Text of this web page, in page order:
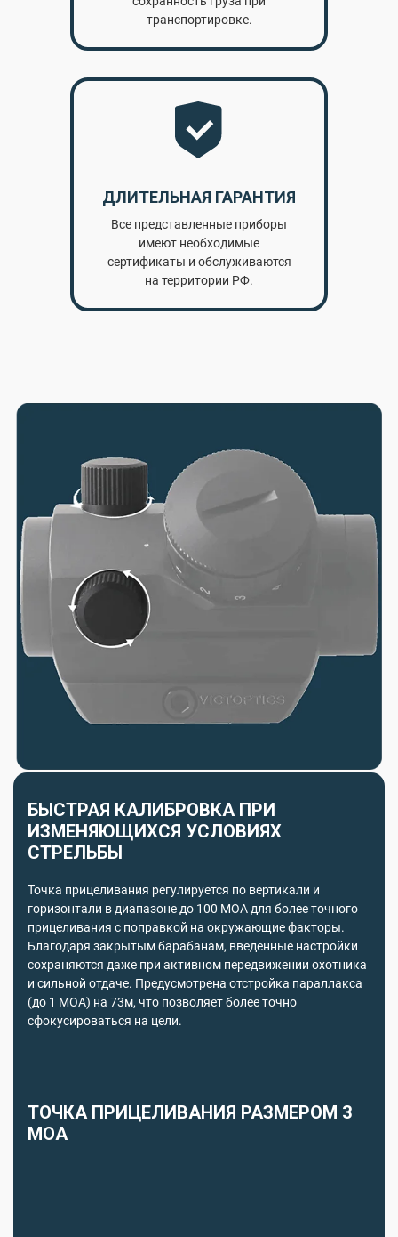
транспортировке.
ДЛИТЕЛЬНАЯ ГАРАНТИЯ
Все представленные приборы
имеют необходимые
сертификаты и обслуживаются
на территории РФ.
БЫСТРАЯ КАЛИБРОВКА ПРИ
ИЗМЕНЯЮЩИХСЯ УСЛОВИЯХ
СТРЕЛЬБЫ
Точка прицеливания регулируется по вертикали и
горизонтали в диапазоне до 100 MOA для более точного
прицеливания с поправкой на окружающие факторы.
Благодаря закрытым барабанам, введенные настройки
сохраняются даже при активном передвижении охотника
и сильной отдаче. Предусмотрена отстройка параллакса
(до 1 MOA) на 73м, что позволяет более точно
сфокусироваться на цели.
ТОЧКА ПРИЦЕЛИВАНИЯ РАЗМЕРОМ 3
MOA